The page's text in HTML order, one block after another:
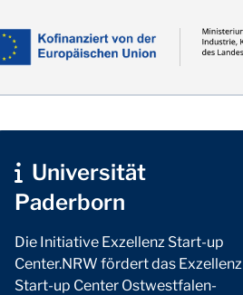
Universität
Paderborn
Die Initiative Exzellenz Start-up
Center.NRW fördert das Exzellenz
Start-up Center Ostwestfalen-